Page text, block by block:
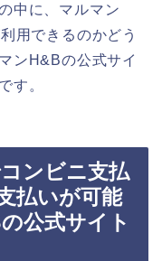
中に、マルマン
用できるのかどう
ンH&Bの公式サイ
す。
ンビニ支払
払いが可能
公式サイト